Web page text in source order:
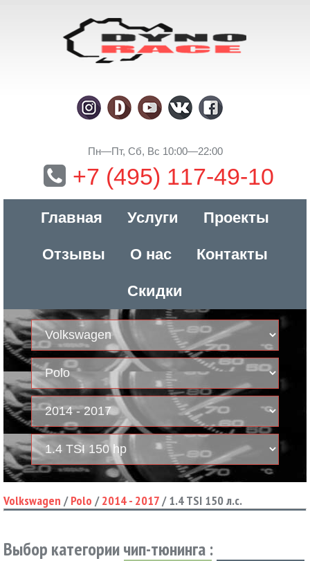
Пн—Пт, Сб, Вс 10:00—22:00
+7 (495) 117-49-10
Главная Услуги Проекты
Отзывы О нас Контакты
Скидки
Volkswagen /Polo /2014 - 2017/1.4 TSI 150 л.с.
Выбор категории чип-тюнинга :